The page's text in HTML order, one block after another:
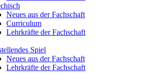
Neues aus der Fachschaft
Curriculum
Lehrkräfte der Fachschaft
Spiel
Neues aus der Fachschaft
Lehrkräfte der Fachschaft